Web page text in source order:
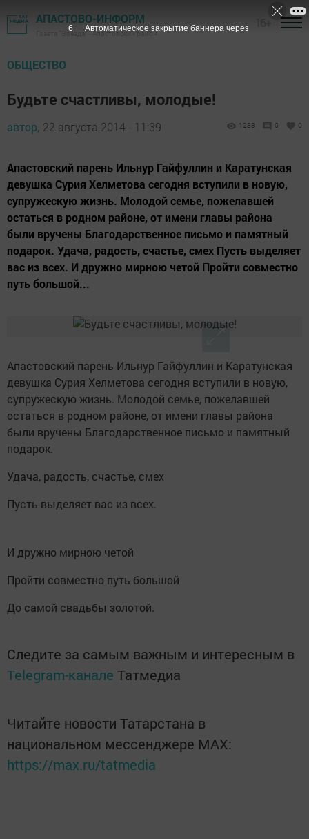
АПАСТОВО-ИНФОРМ
Газета "Звезда" - Апастовский район
ОБЩЕСТВО
Будьте счастливы, молодые!
автор, 22 августа 2014 - 11:39 1283 0 0
Апастовский парень Ильнур Гайфуллин и Каратунская
девушка Сурия Хелметова сегодня вступили в новую,
супружескую жизнь. Молодой семье, пожелавшей
остаться в родном районе, от имени главы района
были вручены Благодарственное письмо и памятный
подарок. Удача, радость, счастье, смех Пусть выделяет
вас из всех. И дружно мирною четой Пройти совместно
путь большой...
Апастовский парень Ильнур Гайфуллин и Каратунская
девушка Сурия Хелметова сегодня вступили в новую,
супружескую жизнь. Молодой семье, пожелавшей
остаться в родном районе, от имени главы района
были вручены Благодарственное письмо и памятный
подарок.
Удача, радость, счастье, смех
Пусть выделяет вас из всех.
И дружно мирною четой
Пройти совместно путь большой
До самой свадьбы золотой.
Следите за самым важным и интересным в
Telegram-канале Татмедиа
Читайте новости Татарстана в
национальном мессенджере MАХ:
https://max.ru/tatmedia
6 Автоматическое закрытие баннера через